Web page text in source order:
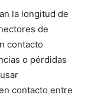
la longitud de
de
contacto
o pérdidas
contacto entre